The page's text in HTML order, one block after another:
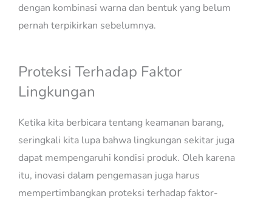
dengan kombinasi warna dan bentuk yang belum
pernah terpikirkan sebelumnya.
Proteksi Terhadap Faktor
Lingkungan
Ketika kita berbicara tentang keamanan barang,
seringkali kita lupa bahwa lingkungan sekitar juga
dapat mempengaruhi kondisi produk. Oleh karena
itu, inovasi dalam pengemasan juga harus
mempertimbangkan proteksi terhadap faktor-